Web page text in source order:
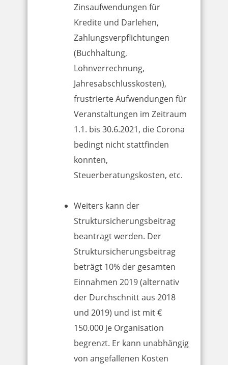
Zinsaufwendungen für
Kredite und Darlehen,
Zahlungsverpflichtungen
(Buchhaltung,
Lohnverrechnung,
Jahresabschlusskosten),
frustrierte Aufwendungen für
Veranstaltungen im Zeitraum
1.1. bis 30.6.2021, die Corona
bedingt nicht stattfinden
konnten,
Steuerberatungskosten, etc.
Weiters kann der
Struktursicherungsbeitrag
beantragt werden. Der
Struktursicherungsbeitrag
beträgt 10% der gesamten
Einnahmen 2019 (alternativ
der Durchschnitt aus 2018
und 2019) und ist mit €
150.000 je Organisation
begrenzt. Er kann unabhängig
von angefallenen Kosten